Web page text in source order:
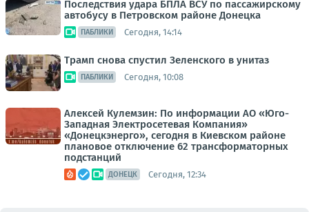
Последствия удара БПЛА ВСУ по пассажирскому
автобусу в Петровском районе Донецка
ПАБЛИКИ Сегодня, 14:14
Трамп снова спустил Зеленского в унитаз
ПАБЛИКИ Сегодня, 10:08
Алексей Кулемзин: По информации АО «Юго-
Западная Электросетевая Компания»
«Донецкэнерго», сегодня в Киевском районе
плановое отключение 62 трансформаторных
подстанций
ДОНЕЦК Сегодня, 12:34